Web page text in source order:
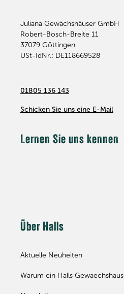
Juliana Gewächshäuser GmbH
Robert-Bosch-Breite 11
37079 Göttingen
USt-IdNr.: DE118669528
01805 136 143
Schicken Sie uns eine E-Mail
Lernen Sie uns kennen
Über Halls
Aktuelle Neuheiten
Warum ein Halls Gewaechshaus